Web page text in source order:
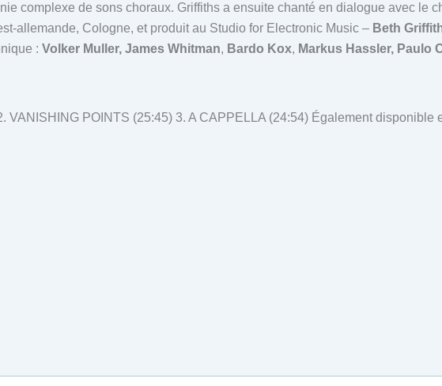
complexe de sons choraux. Griffiths a ensuite chanté en dialogue avec le
allemande, Cologne, et produit au Studio for Electronic Music – Beth
: Volker Muller, James Whitman, Bardo Kox, Markus Hassler, Paulo
VANISHING POINTS (25:45) 3. A CAPPELLA (24:54) Également disponible